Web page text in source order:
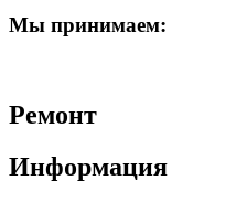
Мы принимаем:
Ремонт
Информация